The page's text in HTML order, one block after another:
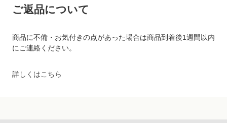
ご返品について
商品に不備・お気付きの点があった場合は商品到着後1週間以内
にご連絡ください。
詳しくはこちら